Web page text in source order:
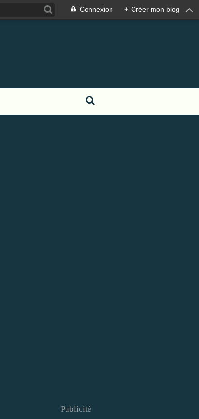
Connexion + Créer mon blog
Publicité